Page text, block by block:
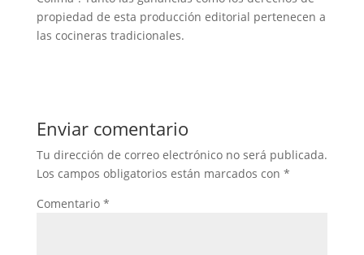
propiedad de esta producción editorial pertenecen a
las cocineras tradicionales.
Enviar comentario
Tu dirección de correo electrónico no será publicada.
Los campos obligatorios están marcados con *
Comentario *